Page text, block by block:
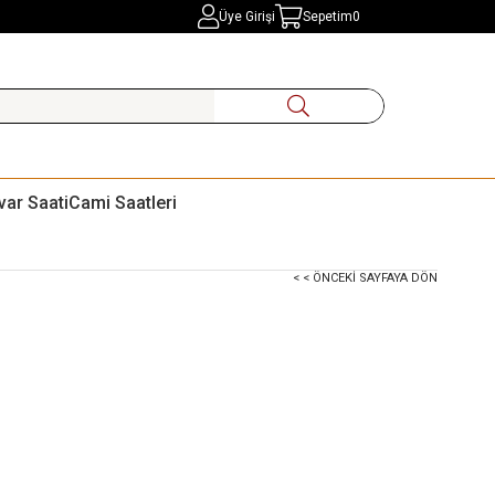
Üye Girişi Sepetim0
SaatiCami Saatleri
< < ÖNCEKI SAYFAYA DÖN